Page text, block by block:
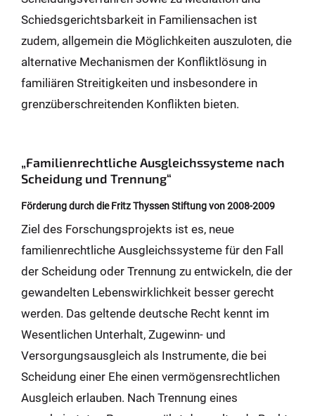
Schiedsgerichtsbarkeit in Familiensachen ist
zudem, allgemein die Möglichkeiten auszuloten, die
alternative Mechanismen der Konfliktlösung in
familiären Streitigkeiten und insbesondere in
grenzüberschreitenden Konflikten bieten.
„Familienrechtliche Ausgleichssysteme nach
Scheidung und Trennung“
Förderung durch die Fritz Thyssen Stiftung von 2008-2009
Ziel des Forschungsprojekts ist es, neue
familienrechtliche Ausgleichssysteme für den Fall
der Scheidung oder Trennung zu entwickeln, die der
gewandelten Lebenswirklichkeit besser gerecht
werden. Das geltende deutsche Recht kennt im
Wesentlichen Unterhalt, Zugewinn- und
Versorgungsausgleich als Instrumente, die bei
Scheidung einer Ehe einen vermögensrechtlichen
Ausgleich erlauben. Nach Trennung eines